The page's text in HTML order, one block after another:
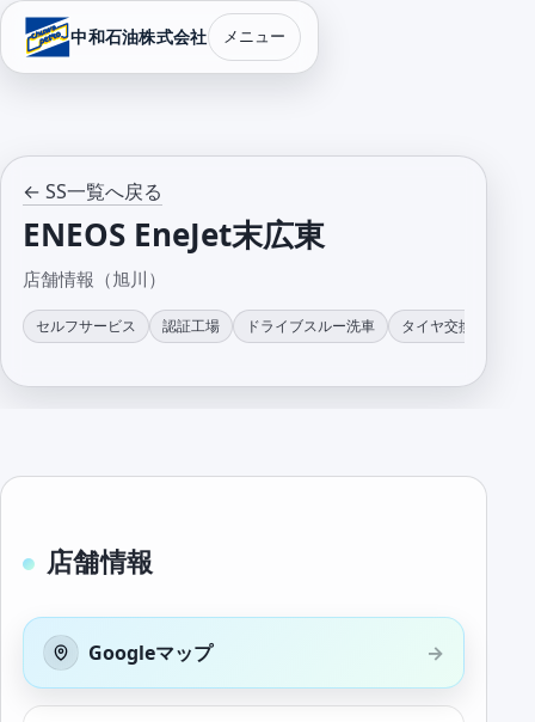
中和石油株式会社 メニュー
← SS一覧へ戻る
ENEOS EneJet末広東
店舗情報（旭川）
セルフサービス 認証工場 ドライブスルー洗車 タイヤ交換
店舗情報
Googleマップ